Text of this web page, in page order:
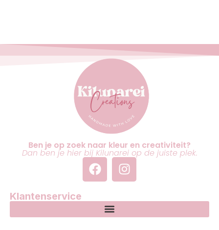
Ben je op zoek naar kleur en creativiteit?
Dan ben je hier bij Kilunarei op de juiste plek.
Klantenservice